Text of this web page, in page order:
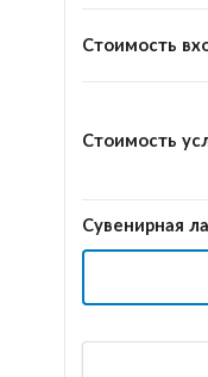
Стоимость
Стоимость
Сувенирная